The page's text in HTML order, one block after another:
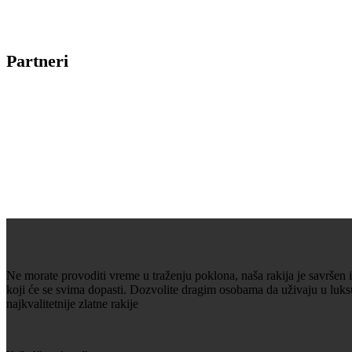
Partneri
Ne morate provoditi vreme u traženju poklona, naša rakija je savršen
koji će se svima dopasti. Dozvolite dragim osobama da uživaju u
najkvalitetnije zlatne rakije